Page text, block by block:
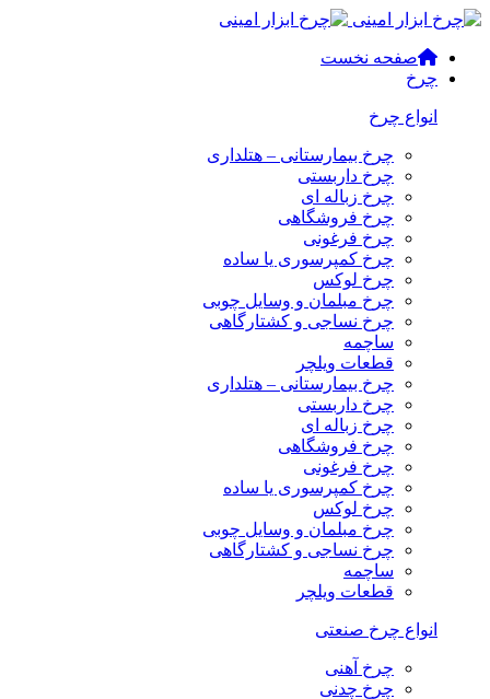
صفحه نخست
چرخ
انواع چرخ
چرخ بیمارستانی – هتلداری
چرخ داربستی
چرخ زباله ای
چرخ فروشگاهی
چرخ فرغونی
چرخ کمپرسوری یا ساده
چرخ لوکس
چرخ مبلمان و وسایل چوبی
چرخ نساجی و کشتارگاهی
ساچمه
قطعات ویلچر
چرخ بیمارستانی – هتلداری
چرخ داربستی
چرخ زباله ای
چرخ فروشگاهی
چرخ فرغونی
چرخ کمپرسوری یا ساده
چرخ لوکس
چرخ مبلمان و وسایل چوبی
چرخ نساجی و کشتارگاهی
ساچمه
قطعات ویلچر
انواع چرخ صنعتی
چرخ آهنی
چرخ چدنی